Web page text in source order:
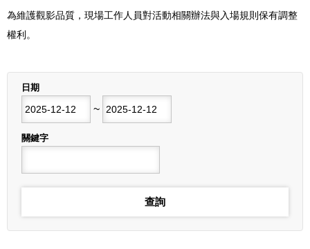
為維護觀影品質，現場工作人員對活動相關辦法與入場規則保有調整
權利。
日期
~
結束日期
關鍵字